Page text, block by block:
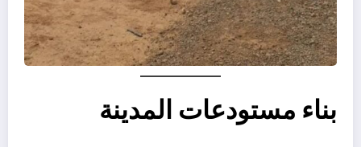
بناء مستودعات المدينة